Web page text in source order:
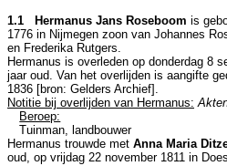
1.1 Hermanus Jans Roseboom is
1776 in Nijmegen zoon van Johannes
en Frederika Rutgers.
Hermanus is overleden op donderdag 8
jaar oud. Van het overlijden is aangifte
1836 [bron: Gelders Archief].
Notitie bij overlijden van Hermanus:
Beroep:
Tuinman, landbouwer
Hermanus trouwde met Anna Maria
oud, op vrijdag 22 november 1811 in